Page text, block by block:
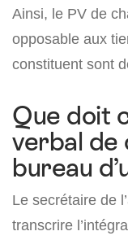
Ainsi, le PV de
opposable aux
constituent sont
Que doit
verbal de
bureau
Le secrétaire de
transcrire